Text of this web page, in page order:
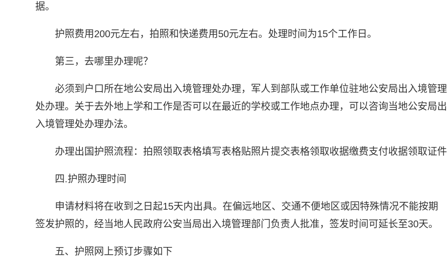
据。
护照费用200元左右，拍照和快递费用50元左右。处理时间为15个工作日。
第三，去哪里办理呢？
必须到户口所在地公安局出入境管理处办理，军人到部队或工作单位驻地公安局出入境管理
处办理。关于去外地上学和工作是否可以在最近的学校或工作地点办理，可以咨询当地公安局出
入境管理处办理办法。
办理出国护照流程：拍照领取表格填写表格贴照片提交表格领取收据缴费支付收据领取证件
四.护照办理时间
申请材料将在收到之日起15天内出具。在偏远地区、交通不便地区或因特殊情况不能按期
签发护照的，经当地人民政府公安当局出入境管理部门负责人批准，签发时间可延长至30天。
五、护照网上预订步骤如下